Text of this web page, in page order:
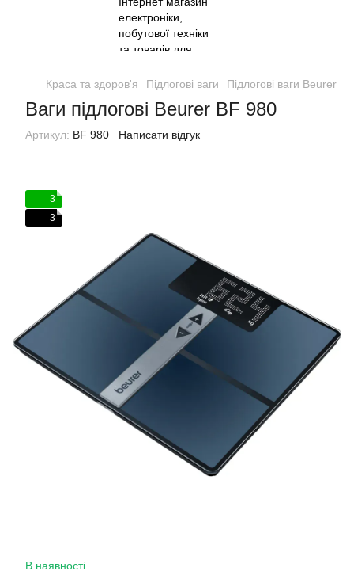
Краса та здоров'я Підлогові ваги Підлогові ваги Beurer
Ваги підлогові Beurer BF 980
Артикул: BF 980 Написати відгук
3
3
В наявності